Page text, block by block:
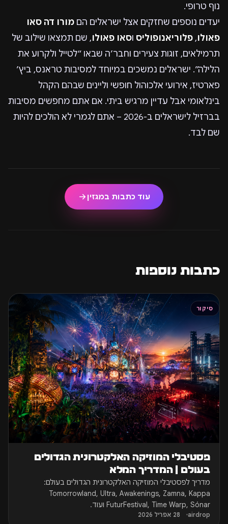
נוף טרופי.
יעדים נוספים שחזקים אצל ישראלים הם מורו דה סאו
פאולו, פלוריאנופוליס וסאו פאולו, שם תמצאו שילוב של
תרמילאים, זוגות צעירים וחבר’ה שבאו “לטייל ולקרוע את
הלילה”. ישראלים נמשכים במיוחד למסיבות טראנס, ביץ’
פארטיז, אירועי אלכוהול חופשי וליינים שבהם הקהל
בינלאומי אבל עדיין מרגיש ביתי. אם אתם מחפשים מסיבות
בברזיל לישראלים ב-2026 – אתם לגמרי לא הולכים להיות
שם לבד.
עוד כתבות במגזין
כתבות נוספות
סיקור
פסטיבלי המוזיקה האלקטרונית הגדולים
בעולם | המדריך המלא
מדריך לפסטיבלי המוזיקה האלקטרונית הגדולים בעולם:
Tomorrowland, Ultra, Awakenings, Zamna, Kappa
FuturFestival, Time Warp, Sónar ועוד.
airdrop 28 אפריל 2026